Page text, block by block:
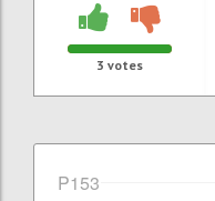
3 votes
P153